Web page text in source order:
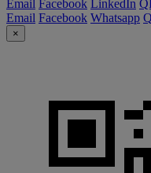
Email Facebook LinkedIn
Email Facebook Whatsapp
×